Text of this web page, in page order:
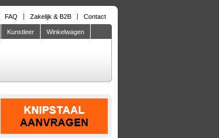
FAQ Zakelijk & B2B Contact
Kunstleer Winkelwagen